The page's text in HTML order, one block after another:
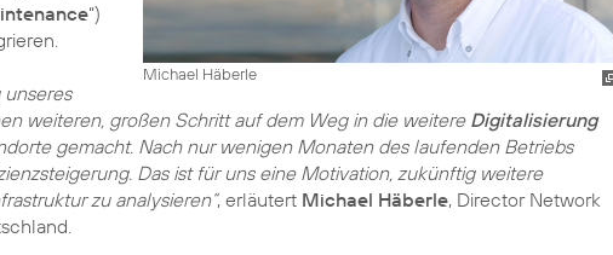
Michael Häberle
“)
weiteren, großen Schritt auf dem Weg in die weitere Digitalisierung
gemacht. Nach nur wenigen Monaten des laufenden Betriebs
Das ist für uns eine Motivation, zukünftig weitere
zu analysieren“, erläutert Michael Häberle, Director Network